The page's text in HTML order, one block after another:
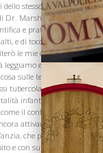
stesso organismo.
Dr. Marshall è così
e pratica che nella
e di toccare questi è
le mie osservazioni
leggiamo e apprendiamo
sulle tendenze per
tubercolari
infantile questo ci
il confine di
attivamente
che può essere
e con sufficiente